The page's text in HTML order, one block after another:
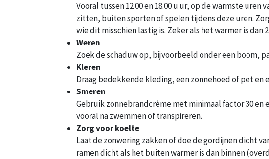
Vooral tussen 12.00 en 18.00 u ur, op de warmste uren
zitten, buiten sporten of spelen tijdens deze uren.
wie dit misschien lastig is. Zeker als het warmer is dan
Weren
Zoek de schaduw op, bijvoorbeeld onder een boom,
Kleren
Draag bedekkende kleding, een zonnehoed of pet en
Smeren
Gebruik zonnebrandcrème met minimaal factor 30 en
vooral na zwemmen of transpireren.
Zorg voor koelte
Laat de zonwering zakken of doe de gordijnen dicht
ramen dicht als het buiten warmer is dan binnen